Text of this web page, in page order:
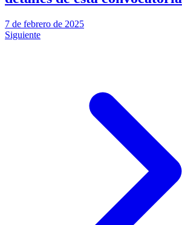
7 de febrero de 2025
Siguiente